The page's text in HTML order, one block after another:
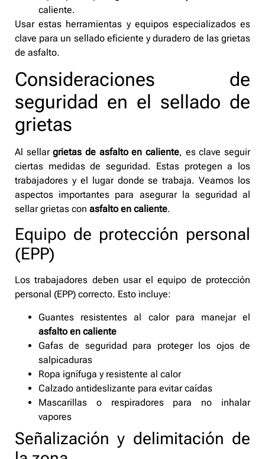
caliente.
Usar estas herramientas y equipos especializados es
clave para un sellado eficiente y duradero de las grietas
de asfalto.
Consideraciones de
seguridad en el sellado de
grietas
Al sellargrietas de asfalto en caliente, es clave seguir
ciertas medidas de seguridad. Estas protegen a los
trabajadores y el lugar donde se trabaja. Veamos los
aspectos importantes para asegurar la seguridad al
sellar grietas con asfalto en caliente.
Equipo de protección personal
(EPP)
Los trabajadores deben usar el equipo de protección
personal (EPP) correcto. Esto incluye:
Guantes resistentes al calor para manejar el
asfalto en caliente
Gafas de seguridad para proteger los ojos de
salpicaduras
Ropa ignífuga y resistente al calor
Calzado antideslizante para evitar caídas
Mascarillas o respiradores para no inhalar
vapores
Señalización y delimitación de